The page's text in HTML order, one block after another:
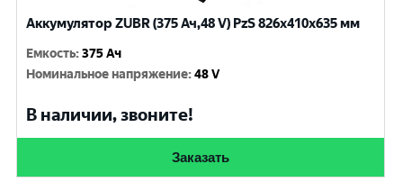
Аккумулятор ZUBR (375 Ач,48 V) PzS 826x410x635 мм
Емкость:375 Ач
Номинальное напряжение:48 V
В наличии, звоните!
Заказать